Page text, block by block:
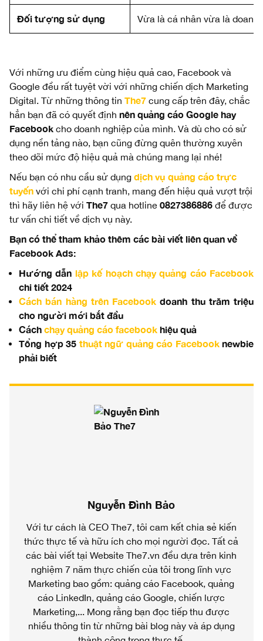
Đối tượng sử dụng Vừa là cá nhân vừa là doanh
Với những ưu điểm cùng hiệu quả cao, Facebook và
Google đều rất tuyệt vời với những chiến dịch Marketing
Digital. Từ những thông tin The7 cung cấp trên đây, chắc
hẳn bạn đã có quyết định nên quảng cáo Google hay
Facebook cho doanh nghiệp của mình. Và dù cho có sử
dụng nền tảng nào, bạn cũng đừng quên thường xuyên
theo dõi mức độ hiệu quả mà chúng mang lại nhé!
Nếu bạn có nhu cầu sử dụng dịch vụ quảng cáo trực
tuyến với chi phí cạnh tranh, mang đến hiệu quả vượt trội
thì hãy liên hệ với The7 qua hotline 0827386886 để được
tư vấn chi tiết về dịch vụ này.
Bạn có thể tham khảo thêm các bài viết liên quan về
Facebook Ads:
Hướng dẫn lập kế hoạch chạy quảng cáo Facebook
chi tiết 2024
Cách bán hàng trên Facebook doanh thu trăm triệu
cho người mới bắt đầu
Cách chạy quảng cáo facebook hiệu quả
Tổng hợp 35 thuật ngữ quảng cáo Facebook newbie
phải biết
Nguyễn Đình Bảo
Với tư cách là CEO The7, tôi cam kết chia sẻ kiến
thức thực tế và hữu ích cho mọi người đọc. Tất cả
các bài viết tại Website The7.vn đều dựa trên kinh
nghiệm 7 năm thực chiến của tôi trong lĩnh vực
Marketing bao gồm: quảng cáo Facebook, quảng
cáo LinkedIn, quảng cáo Google, chiến lược
Marketing,... Mong rằng bạn đọc tiếp thu được
nhiều thông tin từ những bài blog này và áp dụng